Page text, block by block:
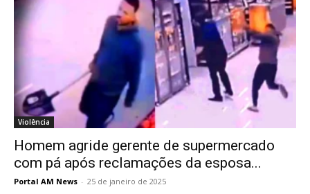
Violência
Homem agride gerente de supermercado
com pá após reclamações da esposa...
Portal AM News - 25 de janeiro de 2025